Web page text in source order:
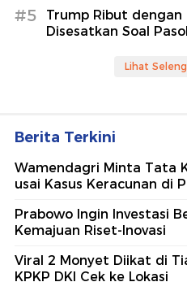
#5
Trump Ribut dengan
Disesatkan Soal
Lihat
Berita Terkini
Wamendagri Minta Tata
usai Kasus Keracunan di
Prabowo Ingin Investasi
Kemajuan Riset-Inovasi
Viral 2 Monyet Diikat di
KPKP DKI Cek ke Lokasi